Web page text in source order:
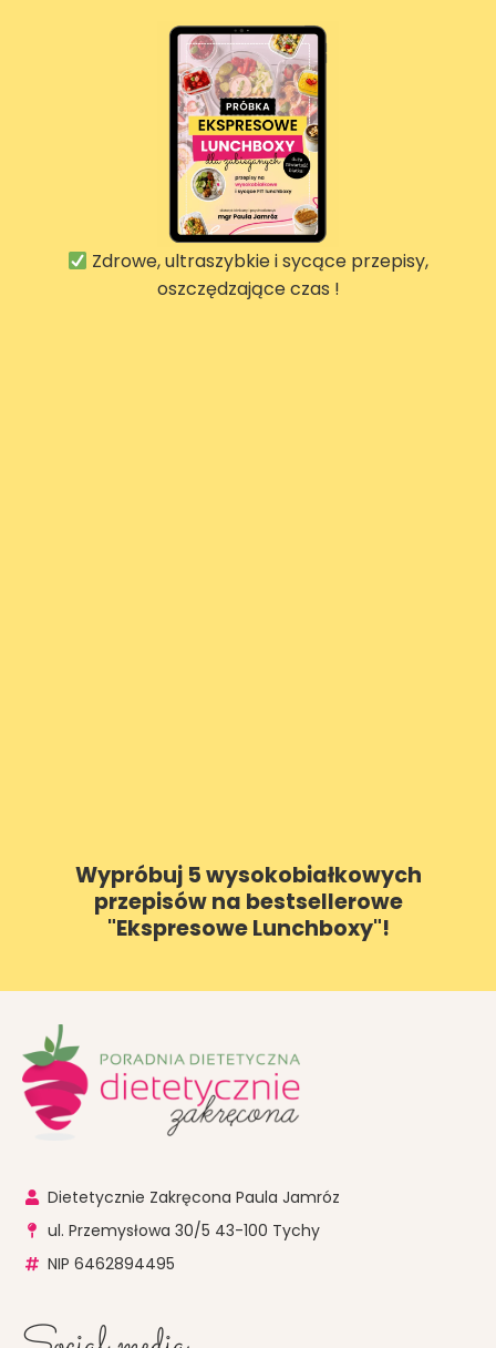
Wypróbuj 5 wysokobiałkowych
przepisów na bestsellerowe
"Ekspresowe Lunchboxy"!
Zdrowe, ultraszybkie i sycące przepisy,
oszczędzające czas !
Dietetycznie Zakręcona Paula Jamróz
ul. Przemysłowa 30/5 43-100 Tychy
NIP 6462894495